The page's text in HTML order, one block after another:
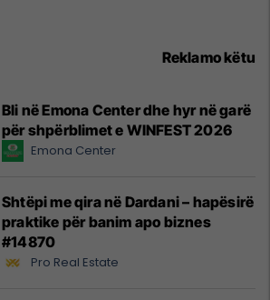
Reklamo këtu
Bli në Emona Center dhe hyr në garë
për shpërblimet e WINFEST 2026
Emona Center
Shtëpi me qira në Dardani – hapësirë
praktike për banim apo biznes
#14870
Pro Real Estate